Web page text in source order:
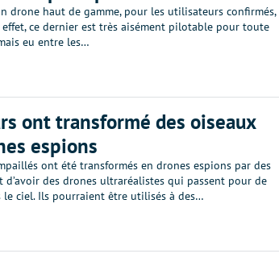
drone haut de gamme, pour les utilisateurs confirmés,
effet, ce dernier est très aisément pilotable pour toute
eu entre les…
ont transformé des oiseaux
espions
ont été transformés en drones espions par des
d’avoir des drones ultraréalistes qui passent pour de
le ciel. Ils pourraient être utilisés à des…